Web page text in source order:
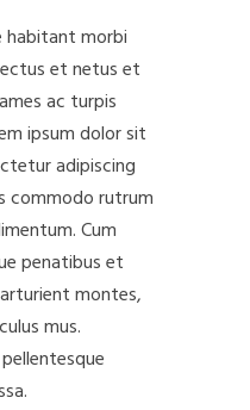
habitant morbi
et netus et
ac turpis
ipsum dolor sit
adipiscing
commodo rutrum
Cum
penatibus et
montes,
mus.